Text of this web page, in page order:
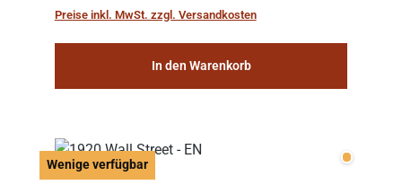
work: “Le Voyage dans la Lune” (“A Trip to...
Preise inkl. MwSt. zzgl. Versandkosten
In den Warenkorb
Wenige verfügbar Wenige